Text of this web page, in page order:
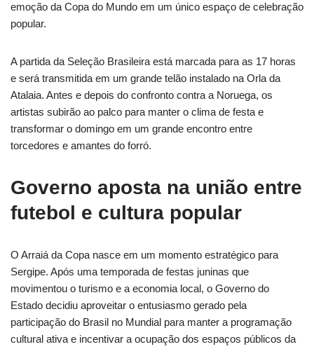
emoção da Copa do Mundo em um único espaço de celebração
popular.
A partida da Seleção Brasileira está marcada para as 17 horas
e será transmitida em um grande telão instalado na Orla da
Atalaia. Antes e depois do confronto contra a Noruega, os
artistas subirão ao palco para manter o clima de festa e
transformar o domingo em um grande encontro entre
torcedores e amantes do forró.
Governo aposta na união entre
futebol e cultura popular
O Arraiá da Copa nasce em um momento estratégico para
Sergipe. Após uma temporada de festas juninas que
movimentou o turismo e a economia local, o Governo do
Estado decidiu aproveitar o entusiasmo gerado pela
participação do Brasil no Mundial para manter a programação
cultural ativa e incentivar a ocupação dos espaços públicos da